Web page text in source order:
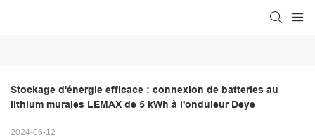
Stockage d'énergie efficace : connexion de batteries au
lithium murales LEMAX de 5 kWh à l'onduleur Deye
2024-06-12